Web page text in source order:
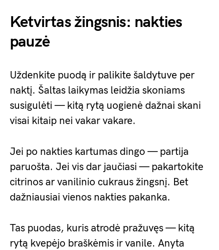
Ketvirtas žingsnis: nakties
pauzė
Uždenkite puodą ir palikite šaldytuve per
naktį. Šaltas laikymas leidžia skoniams
susigulėti — kitą rytą uogienė dažnai skani
visai kitaip nei vakar vakare.
Jei po nakties kartumas dingo — partija
paruošta. Jei vis dar jaučiasi — pakartokite
citrinos ar vanilinio cukraus žingsnį. Bet
dažniausiai vienos nakties pakanka.
Tas puodas, kuris atrodė pražuvęs — kitą
rytą kvepėjo braškėmis ir vanile. Anyta